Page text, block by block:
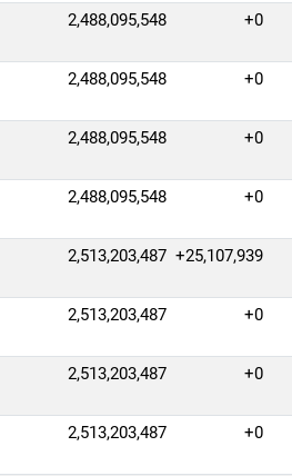
2,488,095,548 +0
2,488,095,548 +0
2,488,095,548 +0
2,488,095,548 +0
2,513,203,487 +25,107,939
2,513,203,487 +0
2,513,203,487 +0
2,513,203,487 +0